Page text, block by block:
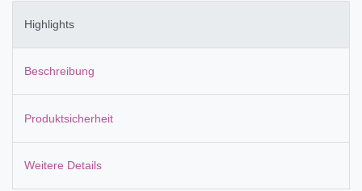
Highlights
Beschreibung
Produktsicherheit
Weitere Details